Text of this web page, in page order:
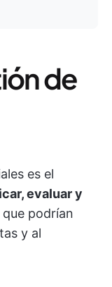
de
es el
evaluar y
que podrían
y al